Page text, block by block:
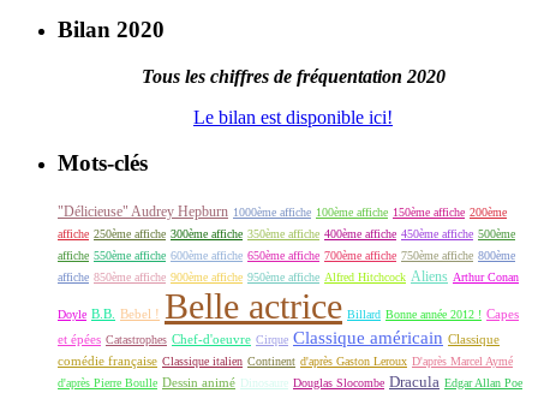
Bilan 2020
Tous les chiffres de fréquentation 2020
Le bilan est disponible ici!
Mots-clés
"Délicieuse" Audrey Hepburn 1000ème affiche 100ème affiche 150ème affiche 200ème
affiche 250ème affiche 300ème affiche 350ème affiche 400ème affiche 450ème affiche 500ème
affiche 550ème affiche 600ème affiche 650ème affiche 700ème affiche 750ème affiche 800ème
affiche 850ème affiche 900ème affiche 950ème affiche Alfred Hitchcock Aliens Arthur Conan
Doyle B.B. Bebel ! Belle actrice Billard Bonne année 2012 ! Capes
et épées Catastrophes Chef-d'oeuvre Cirque Classique américain Classique
comédie française Classique italien Continent d'après Gaston Leroux D'après Marcel Aymé
d'après Pierre Boulle Dessin animé Dinosaure Douglas Slocombe Dracula Edgar Allan Poe